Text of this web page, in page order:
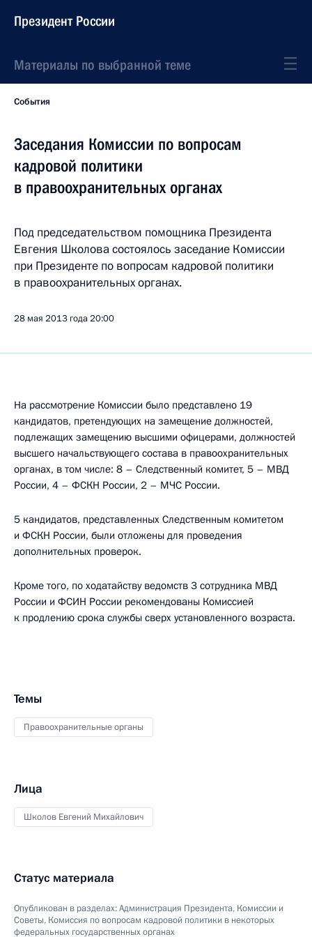
Президент России
Материалы по выбранной теме
События
Заседания Комиссии по вопросам
кадровой политики
в правоохранительных органах
Под председательством помощника Президента
Евгения Школова состоялось заседание Комиссии
при Президенте по вопросам кадровой политики
в правоохранительных органах.
28 мая 2013 года20:00
На рассмотрение Комиссии было представлено 19
кандидатов, претендующих на замещение должностей,
подлежащих замещению высшими офицерами, должностей
высшего начальствующего состава в правоохранительных
органах, в том числе: 8 – Следственный комитет, 5 – МВД
России, 4 – ФСКН России, 2 – МЧС России.
5 кандидатов, представленных Следственным комитетом
и ФСКН России, были отложены для проведения
дополнительных проверок.
Кроме того, по ходатайству ведомств 3 сотрудника МВД
России и ФСИН России рекомендованы Комиссией
к продлению срока службы сверх установленного возраста.
Темы
Правоохранительные органы
Лица
Школов Евгений Михайлович
Статус материала
Опубликован в разделах:Администрация Президента, Комиссии и
Советы, Комиссия по вопросам кадровой политики в некоторых
федеральных государственных органах